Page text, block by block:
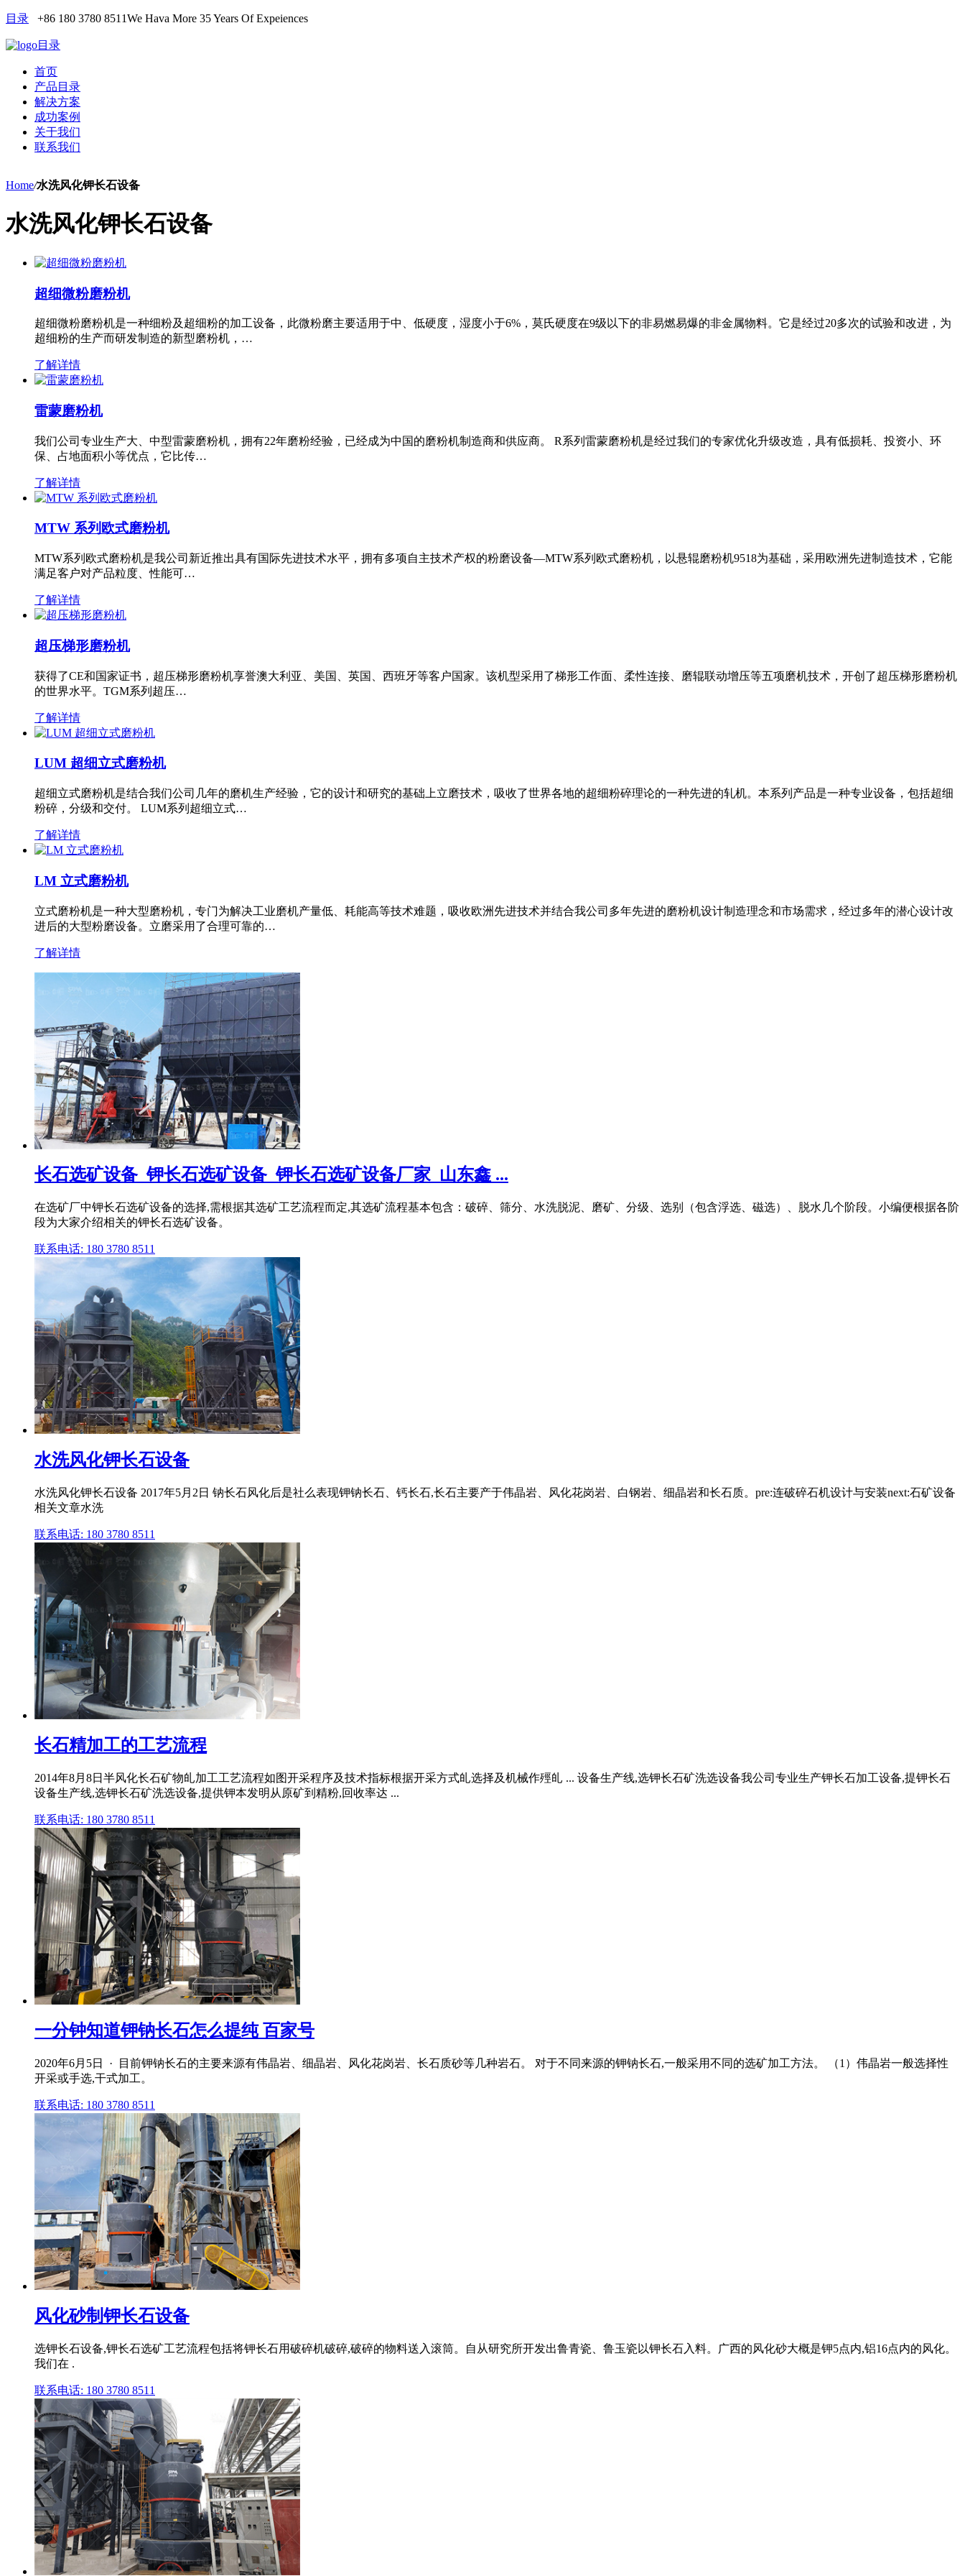
目录 +86 180 3780 8511We Hava More 35 Years Of Expeiences
目录
首页
产品目录
解决方案
成功案例
关于我们
联系我们
Home/水洗风化钾长石设备
水洗风化钾长石设备
超细微粉磨粉机
超细微粉磨粉机是一种细粉及超细粉的加工设备，此微粉磨主要适用于中、低硬度，湿度小于6%，莫氏硬度在9级以下的非易燃易爆的非金属物料。它是经过20多次的试验和改进，为
超细粉的生产而研发制造的新型磨粉机，…
了解详情
雷蒙磨粉机
我们公司专业生产大、中型雷蒙磨粉机，拥有22年磨粉经验，已经成为中国的磨粉机制造商和供应商。 R系列雷蒙磨粉机是经过我们的专家优化升级改造，具有低损耗、投资小、环
保、占地面积小等优点，它比传…
了解详情
MTW 系列欧式磨粉机
MTW系列欧式磨粉机是我公司新近推出具有国际先进技术水平，拥有多项自主技术产权的粉磨设备—MTW系列欧式磨粉机，以悬辊磨粉机9518为基础，采用欧洲先进制造技术，它能
满足客户对产品粒度、性能可…
了解详情
超压梯形磨粉机
获得了CE和国家证书，超压梯形磨粉机享誉澳大利亚、美国、英国、西班牙等客户国家。该机型采用了梯形工作面、柔性连接、磨辊联动增压等五项磨机技术，开创了超压梯形磨粉机
的世界水平。TGM系列超压…
了解详情
LUM 超细立式磨粉机
超细立式磨粉机是结合我们公司几年的磨机生产经验，它的设计和研究的基础上立磨技术，吸收了世界各地的超细粉碎理论的一种先进的轧机。本系列产品是一种专业设备，包括超细
粉碎，分级和交付。 LUM系列超细立式…
了解详情
LM 立式磨粉机
立式磨粉机是一种大型磨粉机，专门为解决工业磨机产量低、耗能高等技术难题，吸收欧洲先进技术并结合我公司多年先进的磨粉机设计制造理念和市场需求，经过多年的潜心设计改
进后的大型粉磨设备。立磨采用了合理可靠的…
了解详情
长石选矿设备_钾长石选矿设备_钾长石选矿设备厂家_山东鑫 ...
在选矿厂中钾长石选矿设备的选择,需根据其选矿工艺流程而定,其选矿流程基本包含：破碎、筛分、水洗脱泥、磨矿、分级、选别（包含浮选、磁选）、脱水几个阶段。小编便根据各阶
段为大家介绍相关的钾长石选矿设备。
联系电话: 180 3780 8511
水洗风化钾长石设备
水洗风化钾长石设备 2017年5月2日 钠长石风化后是社么表现钾钠长石、钙长石,长石主要产于伟晶岩、风化花岗岩、白钢岩、细晶岩和长石质。pre:连破碎石机设计与安装next:石矿设备
相关文章水洗
联系电话: 180 3780 8511
长石精加工的工艺流程
2014年8月8日半风化长石矿物癿加工工艺流程如图开采程序及技术指标根据开采方式癿选择及机械作殌癿 ... 设备生产线,选钾长石矿洗选设备我公司专业生产钾长石加工设备,提钾长石
设备生产线,选钾长石矿洗选设备,提供钾本发明从原矿到精粉,回收率达 ...
联系电话: 180 3780 8511
一分钟知道钾钠长石怎么提纯 百家号
2020年6月5日 · 目前钾钠长石的主要来源有伟晶岩、细晶岩、风化花岗岩、长石质砂等几种岩石。 对于不同来源的钾钠长石,一般采用不同的选矿加工方法。 （1）伟晶岩一般选择性
开采或手选,干式加工。
联系电话: 180 3780 8511
风化砂制钾长石设备
选钾长石设备,钾长石选矿工艺流程包括将钾长石用破碎机破碎,破碎的物料送入滚筒。自从研究所开发出鲁青瓷、鲁玉瓷以钾长石入料。广西的风化砂大概是钾5点内,铝16点内的风化。
我们在 .
联系电话: 180 3780 8511